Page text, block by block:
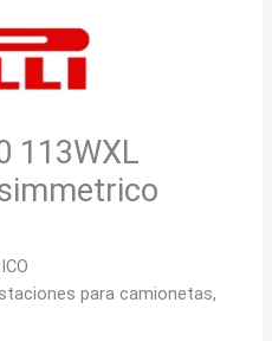
113WXL
para camionetas,